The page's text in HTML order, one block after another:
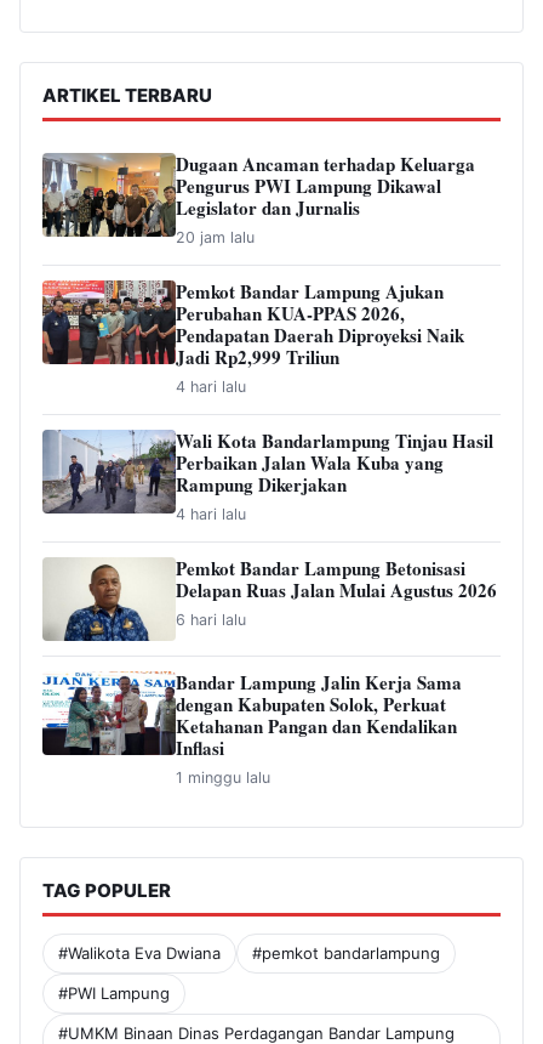
ARTIKEL TERBARU
Dugaan Ancaman terhadap Keluarga
Pengurus PWI Lampung Dikawal
Legislator dan Jurnalis
20 jam lalu
Pemkot Bandar Lampung Ajukan
Perubahan KUA-PPAS 2026,
Pendapatan Daerah Diproyeksi Naik
Jadi Rp2,999 Triliun
4 hari lalu
Wali Kota Bandarlampung Tinjau Hasil
Perbaikan Jalan Wala Kuba yang
Rampung Dikerjakan
4 hari lalu
Pemkot Bandar Lampung Betonisasi
Delapan Ruas Jalan Mulai Agustus 2026
6 hari lalu
Bandar Lampung Jalin Kerja Sama
dengan Kabupaten Solok, Perkuat
Ketahanan Pangan dan Kendalikan
Inflasi
1 minggu lalu
TAG POPULER
#Walikota Eva Dwiana #pemkot bandarlampung
#PWI Lampung
#UMKM Binaan Dinas Perdagangan Bandar Lampung